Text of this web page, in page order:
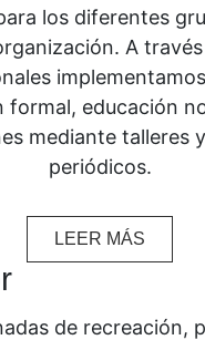
los diferentes
A
formal, educación
mediante talleres
periódicos.
LEER MÁS
de recreación,